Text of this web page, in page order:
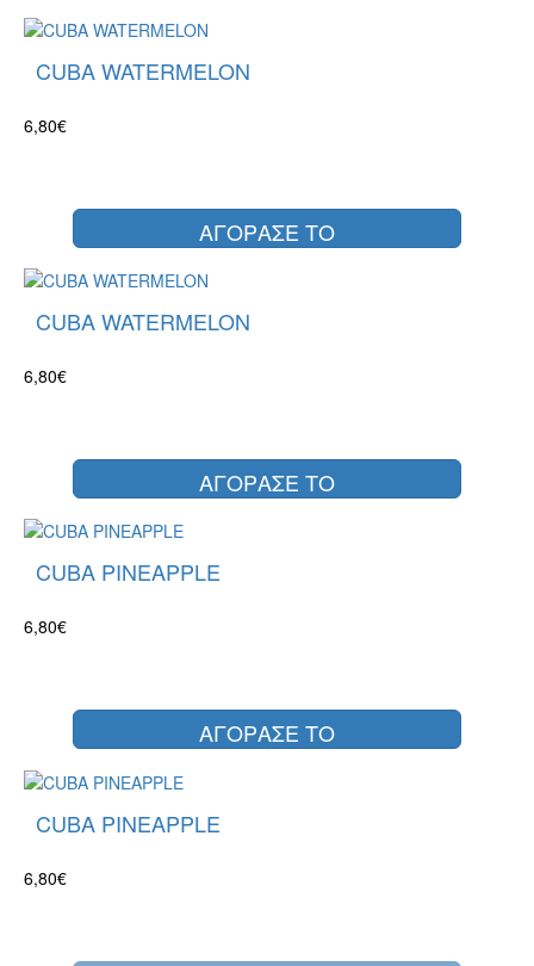
CUBA WATERMELON
6,80€
ΑΓΟΡΑΣΕ ΤΟ
CUBA WATERMELON
6,80€
ΑΓΟΡΑΣΕ ΤΟ
CUBA PINEAPPLE
6,80€
ΑΓΟΡΑΣΕ ΤΟ
CUBA PINEAPPLE
6,80€